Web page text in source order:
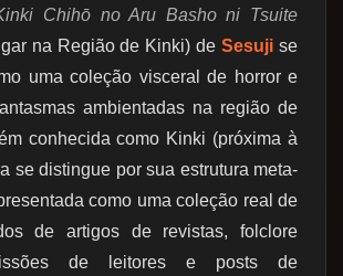
Chihō no Aru Basho ni Tsuite
na Região de Kinki) deSesuji se
uma coleção visceral de horror e
ambientadas na região de
conhecida como Kinki (próxima à
se distingue por sua estrutura meta-
como uma coleção real de
de artigos de revistas, folclore
de leitores e posts de